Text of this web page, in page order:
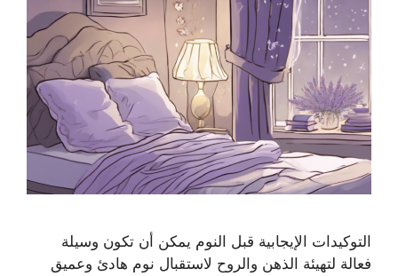
التوكيدات الإيجابية قبل النوم يمكن أن تكون وسيلة
فعالة لتهيئة الذهن والروح لاستقبال نوم هادئ وعميق